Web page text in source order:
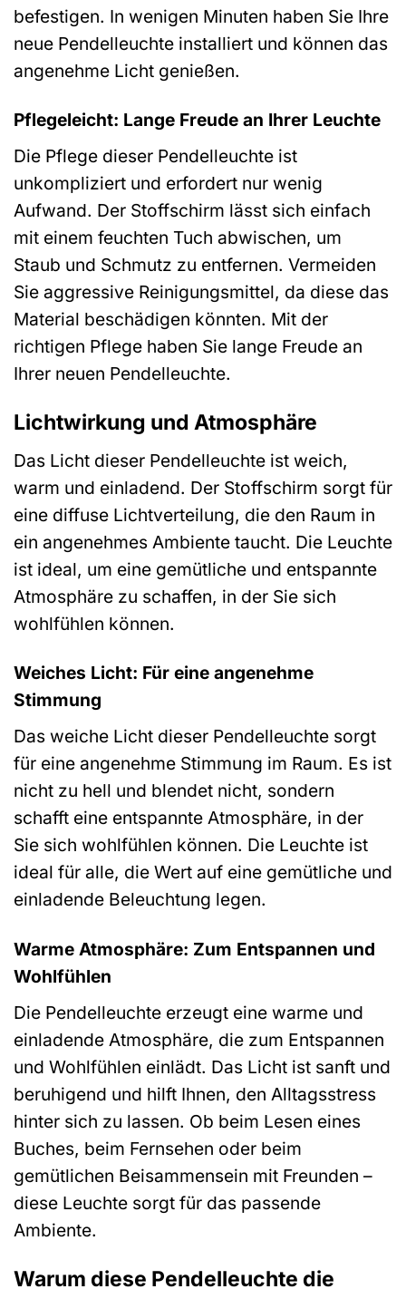
befestigen. In wenigen Minuten haben Sie Ihre
neue Pendelleuchte installiert und können das
angenehme Licht genießen.
Pflegeleicht: Lange Freude an Ihrer Leuchte
Die Pflege dieser Pendelleuchte ist
unkompliziert und erfordert nur wenig
Aufwand. Der Stoffschirm lässt sich einfach
mit einem feuchten Tuch abwischen, um
Staub und Schmutz zu entfernen. Vermeiden
Sie aggressive Reinigungsmittel, da diese das
Material beschädigen könnten. Mit der
richtigen Pflege haben Sie lange Freude an
Ihrer neuen Pendelleuchte.
Lichtwirkung und Atmosphäre
Das Licht dieser Pendelleuchte ist weich,
warm und einladend. Der Stoffschirm sorgt für
eine diffuse Lichtverteilung, die den Raum in
ein angenehmes Ambiente taucht. Die Leuchte
ist ideal, um eine gemütliche und entspannte
Atmosphäre zu schaffen, in der Sie sich
wohlfühlen können.
Weiches Licht: Für eine angenehme
Stimmung
Das weiche Licht dieser Pendelleuchte sorgt
für eine angenehme Stimmung im Raum. Es ist
nicht zu hell und blendet nicht, sondern
schafft eine entspannte Atmosphäre, in der
Sie sich wohlfühlen können. Die Leuchte ist
ideal für alle, die Wert auf eine gemütliche und
einladende Beleuchtung legen.
Warme Atmosphäre: Zum Entspannen und
Wohlfühlen
Die Pendelleuchte erzeugt eine warme und
einladende Atmosphäre, die zum Entspannen
und Wohlfühlen einlädt. Das Licht ist sanft und
beruhigend und hilft Ihnen, den Alltagsstress
hinter sich zu lassen. Ob beim Lesen eines
Buches, beim Fernsehen oder beim
gemütlichen Beisammensein mit Freunden –
diese Leuchte sorgt für das passende
Ambiente.
Warum diese Pendelleuchte die